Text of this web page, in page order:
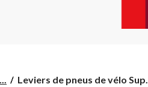
Leviers
Leviers de pneus de vélo Sup...